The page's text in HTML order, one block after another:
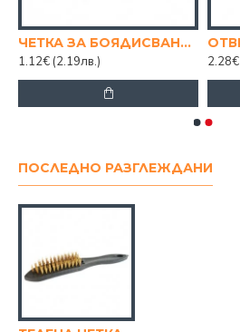
ЧЕТКА ЗА БОЯДИСВАНЕ 4"
1.12€ (2.19лв.)
2.28€
ПОСЛЕДНО РАЗГЛЕЖДАНИ